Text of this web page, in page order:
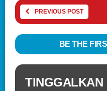
PREVIOUS POST
BE THE
TINGGALKAN